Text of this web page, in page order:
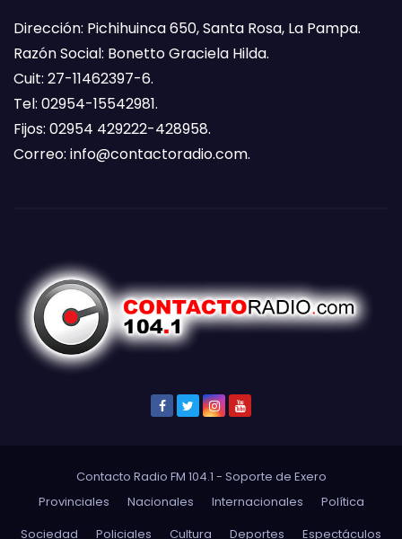
Dirección: Pichihuinca 650, Santa Rosa, La Pampa.
Razón Social: Bonetto Graciela Hilda.
Cuit: 27-11462397-6.
Tel: 02954-15542981.
Fijos: 02954 429222-428958.
Correo: info@contactoradio.com.
Contacto Radio FM 104.1 - Soporte de Exero
Provinciales
Nacionales Internacionales
Política
Sociedad
Policiales Cultura Deportes Espectáculos